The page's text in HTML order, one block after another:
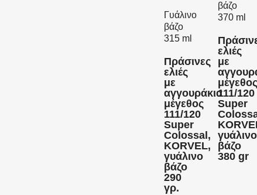
Γυάλινο
βάζο
315 ml
Πράσινες
ελιές
με
αγγουράκια
μέγεθος
111/120
Super
Colossal,
KORVEL,
γυάλινο
βάζο
290
γρ.
βάζο
370 ml
ελιές
με
μέγεθος
111/120
Super
γυάλινο
βάζο
380 gr